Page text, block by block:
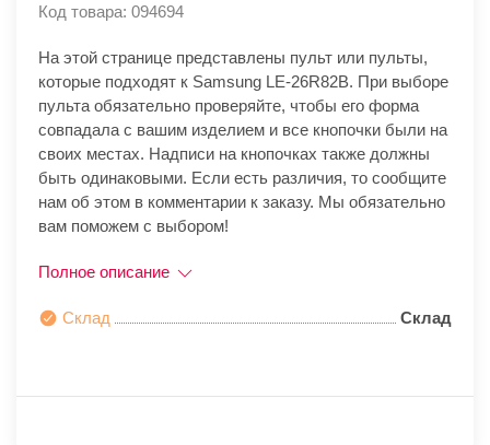
Код товара: 094694
На этой странице представлены пульт или пульты,
которые подходят к Samsung LE-26R82B. При выборе
пульта обязательно проверяйте, чтобы его форма
совпадала с вашим изделием и все кнопочки были на
своих местах. Надписи на кнопочках также должны
быть одинаковыми. Если есть различия, то сообщите
нам об этом в комментарии к заказу. Мы обязательно
вам поможем с выбором!
Полное описание
Склад Склад